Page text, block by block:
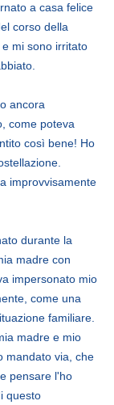
a casa felice
corso della
mi sono irritato
ancora
come poteva
così bene! Ho
improvvisamente
durante la
madre con
impersonato mio
come una
familiare.
madre e mio
mandato via, che
pensare l'ho
questo